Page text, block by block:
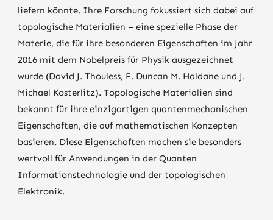
liefern könnte. Ihre Forschung fokussiert sich dabei auf
topologische Materialien – eine spezielle Phase der
Materie, die für ihre besonderen Eigenschaften im Jahr
2016 mit dem Nobelpreis für Physik ausgezeichnet
wurde (David J. Thouless, F. Duncan M. Haldane und J.
Michael Kosterlitz). Topologische Materialien sind
bekannt für ihre einzigartigen quantenmechanischen
Eigenschaften, die auf mathematischen Konzepten
basieren. Diese Eigenschaften machen sie besonders
wertvoll für Anwendungen in der Quanten
Informationstechnologie und der topologischen
Elektronik.